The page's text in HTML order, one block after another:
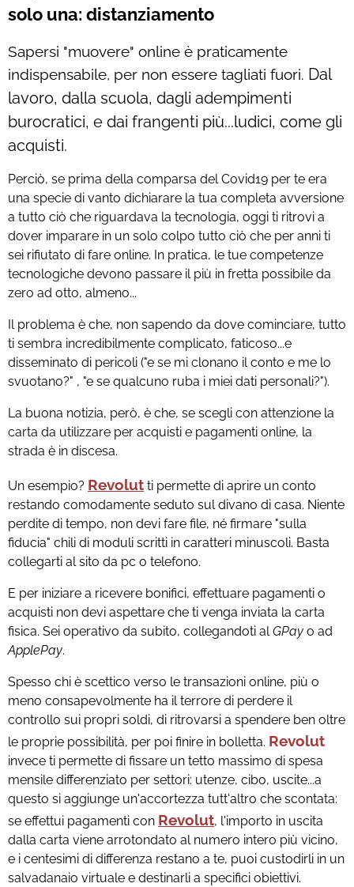
solo una: distanziamento
Sapersi "muovere" online è praticamente
indispensabile, per non essere tagliati fuori. Dal
lavoro, dalla scuola, dagli adempimenti
burocratici, e dai frangenti più...ludici, come gli
acquisti.
Perciò, se prima della comparsa del Covid19 per te era
una specie di vanto dichiarare la tua completa avversione
a tutto ciò che riguardava la tecnologia, oggi ti ritrovi a
dover imparare in un solo colpo tutto ciò che per anni ti
sei rifiutato di fare online. In pratica, le tue competenze
tecnologiche devono passare il più in fretta possibile da
zero ad otto, almeno...
Il problema è che, non sapendo da dove cominciare, tutto
ti sembra incredibilmente complicato, faticoso...e
disseminato di pericoli ("e se mi clonano il conto e me lo
svuotano?" , "e se qualcuno ruba i miei dati personali?").
La buona notizia, però, è che, se scegli con attenzione la
carta da utilizzare per acquisti e pagamenti online, la
strada è in discesa.
Un esempio? Revolut ti permette di aprire un conto
restando comodamente seduto sul divano di casa. Niente
perdite di tempo, non devi fare file, né firmare "sulla
fiducia" chili di moduli scritti in caratteri minuscoli. Basta
collegarti al sito da pc o telefono.
E per iniziare a ricevere bonifici, effettuare pagamenti o
acquisti non devi aspettare che ti venga inviata la carta
fisica. Sei operativo da subito, collegandoti alGPay o ad
ApplePay.
Spesso chi è scettico verso le transazioni online, più o
meno consapevolmente ha il terrore di perdere il
controllo sui propri soldi, di ritrovarsi a spendere ben oltre
le proprie possibilità, per poi finire in bolletta. Revolut
invece ti permette di fissare un tetto massimo di spesa
mensile differenziato per settori: utenze, cibo, uscite...a
questo si aggiunge un'accortezza tutt'altro che scontata:
se effettui pagamenti con Revolut, l'importo in uscita
dalla carta viene arrotondato al numero intero più vicino,
e i centesimi di differenza restano a te, puoi custodirli in un
salvadanaio virtuale e destinarli a specifici obiettivi.